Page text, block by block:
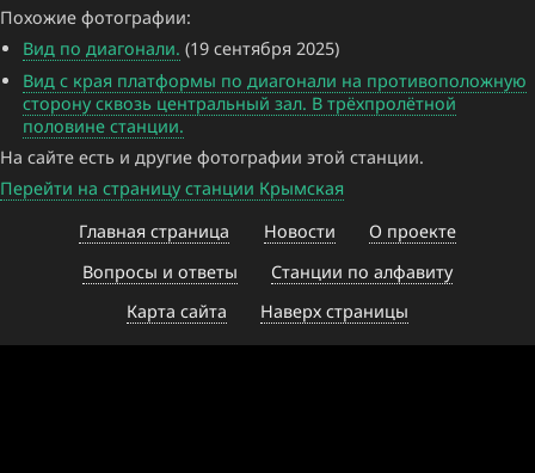
Похожие фотографии:
Вид по диагонали. (19 сентября 2025)
Вид с края платформы по диагонали на противоположную
сторону сквозь центральный зал. В трёхпролётной
половине станции.
На сайте есть и другие фотографии этой станции.
Перейти на страницу станции Крымская
Главная страница
Новости
О проекте
Вопросы и ответы
Станции по алфавиту
Карта сайта
Наверх страницы